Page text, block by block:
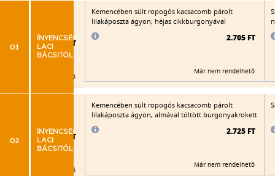
O1
ÍNYENCSÉGEK
LACI
BÁCSITÓL
2.230 FT
Már nem rendelhető
Kemencében sült ropogós kacsacomb párolt
lilakáposzta ágyon, héjas cikkburgonyával
2.705 FT
Már nem rendelhető
O2
ÍNYENCSÉGEK
LACI
BÁCSITÓL
2.075 FT
Már nem rendelhető
Kemencében sült ropogós kacsacomb párolt
lilakáposzta ágyon, almával töltött burgonyakrokett
2.725 FT
Már nem rendelhető